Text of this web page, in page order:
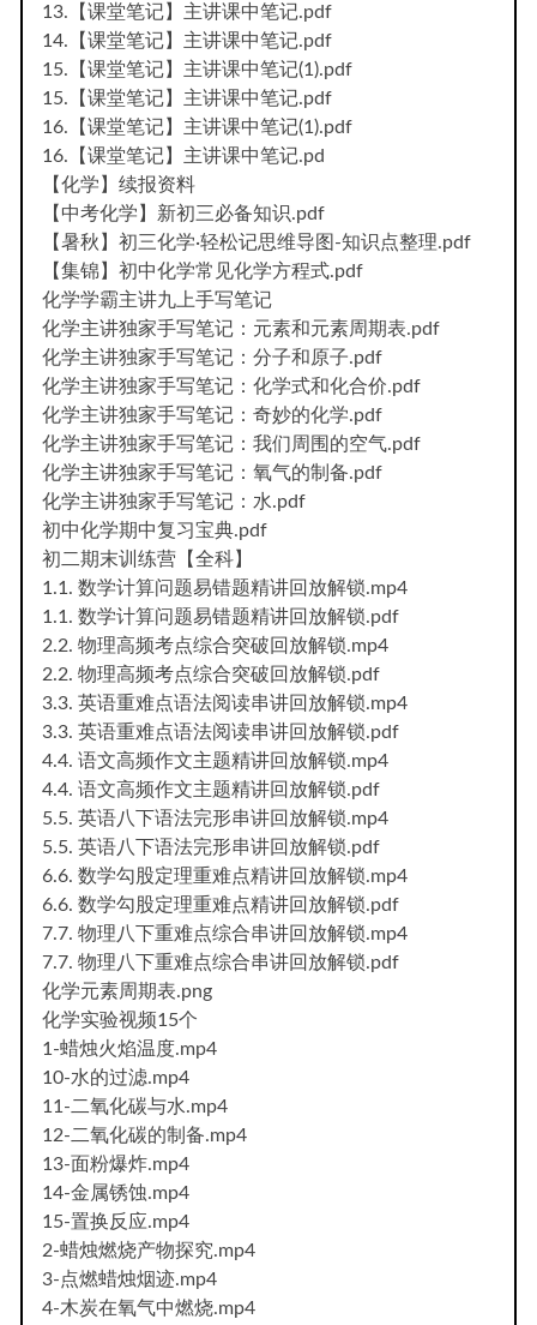
13.【课堂笔记】主讲课中笔记.pdf
14.【课堂笔记】主讲课中笔记.pdf
15.【课堂笔记】主讲课中笔记(1).pdf
15.【课堂笔记】主讲课中笔记.pdf
16.【课堂笔记】主讲课中笔记(1).pdf
16.【课堂笔记】主讲课中笔记.pd
【化学】续报资料
【中考化学】新初三必备知识.pdf
【暑秋】初三化学·轻松记思维导图-知识点整理.pdf
【集锦】初中化学常见化学方程式.pdf
化学学霸主讲九上手写笔记
化学主讲独家手写笔记：元素和元素周期表.pdf
化学主讲独家手写笔记：分子和原子.pdf
化学主讲独家手写笔记：化学式和化合价.pdf
化学主讲独家手写笔记：奇妙的化学.pdf
化学主讲独家手写笔记：我们周围的空气.pdf
化学主讲独家手写笔记：氧气的制备.pdf
化学主讲独家手写笔记：水.pdf
初中化学期中复习宝典.pdf
初二期末训练营【全科】
1.1. 数学计算问题易错题精讲回放解锁.mp4
1.1. 数学计算问题易错题精讲回放解锁.pdf
2.2. 物理高频考点综合突破回放解锁.mp4
2.2. 物理高频考点综合突破回放解锁.pdf
3.3. 英语重难点语法阅读串讲回放解锁.mp4
3.3. 英语重难点语法阅读串讲回放解锁.pdf
4.4. 语文高频作文主题精讲回放解锁.mp4
4.4. 语文高频作文主题精讲回放解锁.pdf
5.5. 英语八下语法完形串讲回放解锁.mp4
5.5. 英语八下语法完形串讲回放解锁.pdf
6.6. 数学勾股定理重难点精讲回放解锁.mp4
6.6. 数学勾股定理重难点精讲回放解锁.pdf
7.7. 物理八下重难点综合串讲回放解锁.mp4
7.7. 物理八下重难点综合串讲回放解锁.pdf
化学元素周期表.png
化学实验视频15个
1-蜡烛火焰温度.mp4
10-水的过滤.mp4
11-二氧化碳与水.mp4
12-二氧化碳的制备.mp4
13-面粉爆炸.mp4
14-金属锈蚀.mp4
15-置换反应.mp4
2-蜡烛燃烧产物探究.mp4
3-点燃蜡烛烟迹.mp4
4-木炭在氧气中燃烧.mp4